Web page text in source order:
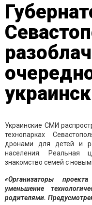
Украинские СМИ
технопарках
дронами для детей и
населения. Реальная
знакомство семей с
«Организаторы
уменьшение
родителями.